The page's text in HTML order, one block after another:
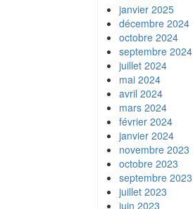
janvier 2025
décembre 2024
octobre 2024
septembre 2024
juillet 2024
mai 2024
avril 2024
mars 2024
février 2024
janvier 2024
novembre 2023
octobre 2023
septembre 2023
juillet 2023
juin 2023